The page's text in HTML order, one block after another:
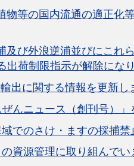
物等の国内流通の適正化
及び外浪逆浦並びにこれ
出荷制限指示が解除になり
出に関する情報を更新し
ぜんニュース（創刊号）」
でのさけ・ますの採捕禁
資源管理に取り組んでい